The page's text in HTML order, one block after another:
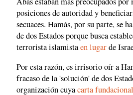
posiciones de autoridad y
secuaces. Hamás, por su parte, se
de dos Estados porque busca
terrorista islamistaen lugarde
Por esta razón, es irrisorio oír a
fracaso de la 'solución' de dos
organización cuyacarta fundacional